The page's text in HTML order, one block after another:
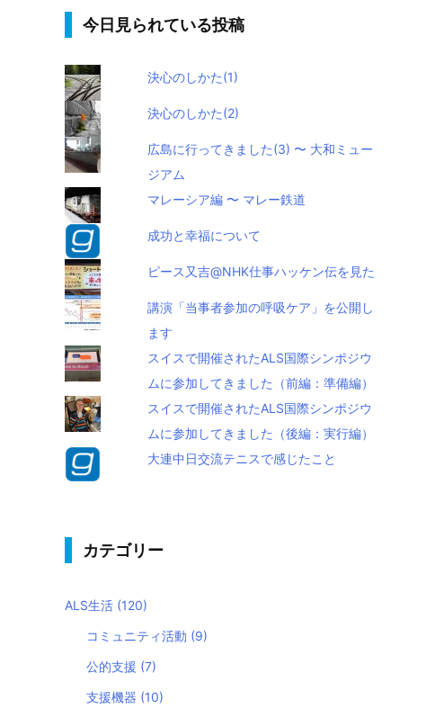
今日見られている投稿
決心のしかた(1)
決心のしかた(2)
広島に行ってきました(3) 〜 大和ミュー
ジアム
マレーシア編 〜 マレー鉄道
成功と幸福について
ピース又吉@NHK仕事ハッケン伝を見た
講演「当事者参加の呼吸ケア」を公開し
ます
スイスで開催されたALS国際シンポジウ
ムに参加してきました（前編：準備編）
スイスで開催されたALS国際シンポジウ
ムに参加してきました（後編：実行編）
大連中日交流テニスで感じたこと
カテゴリー
ALS生活 (120)
コミュニティ活動 (9)
公的支援 (7)
支援機器 (10)